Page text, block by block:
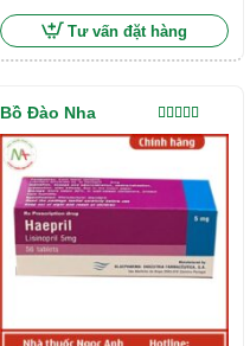
Tư vấn đặt hàng
Được xếp
hạng5.00
Bồ Đào Nha